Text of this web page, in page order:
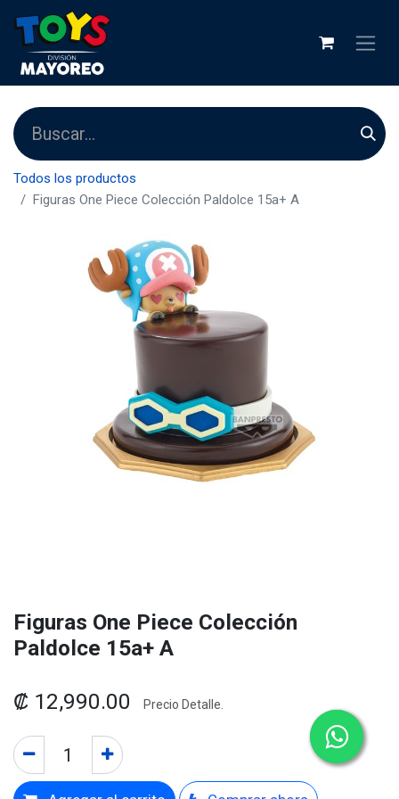
Todos los productos
Figuras One Piece Colección Paldolce 15a+ A
Figuras One Piece Colección
Paldolce 15a+ A
₡ 12,990.00 Precio Detalle.